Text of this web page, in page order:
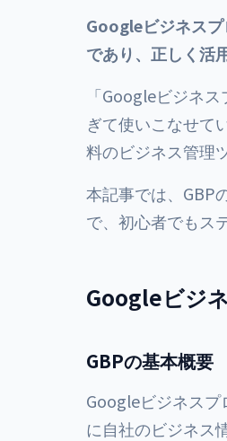
Googleビジネス
であり、正しく活
「Googleビジネ
ぎて使いこなせて
料のビジネス管理
本記事では、GBP
で、初心者でもス
Googleビジ
GBPの基本概要
Googleビジネス
に自社のビジネス